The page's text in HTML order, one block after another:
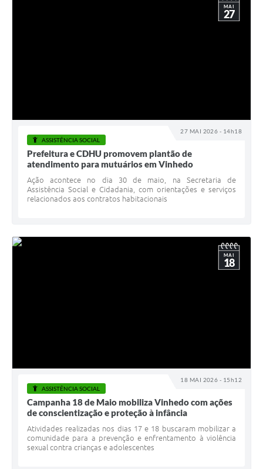
27 MAI 2026 - 14h18
MAI
27
ASSISTÊNCIA SOCIAL
Prefeitura e CDHU promovem plantão de
atendimento para mutuários em Vinhedo
Ação acontece no dia 30 de maio, na Secretaria de
Assistência Social e Cidadania, com orientações e serviços
relacionados aos contratos habitacionais
18 MAI 2026 - 15h12
MAI
18
ASSISTÊNCIA SOCIAL
Campanha 18 de Maio mobiliza Vinhedo com ações
de conscientização e proteção à infância
Atividades realizadas nos dias 17 e 18 buscaram mobilizar a
comunidade para a prevenção e enfrentamento à violência
sexual contra crianças e adolescentes